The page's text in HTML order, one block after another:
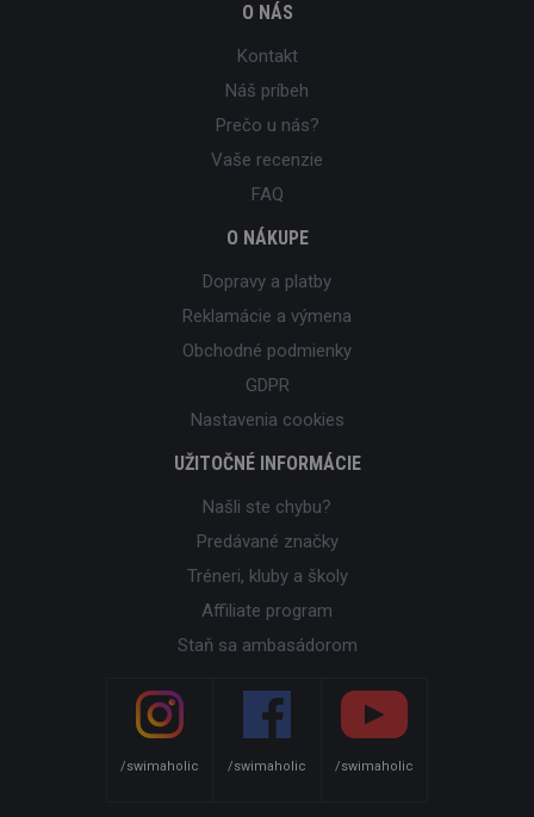
O NÁS
Kontakt
Náš príbeh
Prečo u nás?
Vaše recenzie
FAQ
O NÁKUPE
Dopravy a platby
Reklamácie a výmena
Obchodné podmienky
GDPR
Nastavenia cookies
UŽITOČNÉ INFORMÁCIE
Našli ste chybu?
Predávané značky
Tréneri, kluby a školy
Affiliate program
Staň sa ambasádorom
/swimaholic /swimaholic /swimaholic